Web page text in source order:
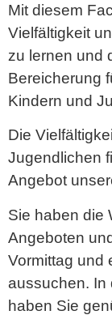
Mit diesem
Vielfältigkeit
zu lernen und
Bereicherung
Kindern und
Die
Jugendlichen
Angebot
Sie haben die
Angeboten
Vormittag und
aussuchen. In
haben Sie